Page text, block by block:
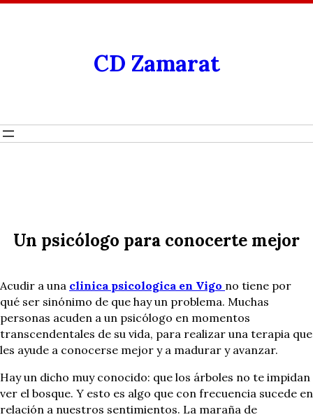
CD Zamarat
Un psicólogo para conocerte mejor
Acudir a una clinica psicologica en Vigo no tiene por
qué ser sinónimo de que hay un problema. Muchas
personas acuden a un psicólogo en momentos
transcendentales de su vida, para realizar una terapia que
les ayude a conocerse mejor y a madurar y avanzar.
Hay un dicho muy conocido: que los árboles no te impidan
ver el bosque. Y esto es algo que con frecuencia sucede en
relación a nuestros sentimientos. La maraña de